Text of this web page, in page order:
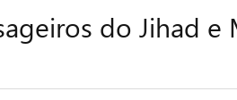
do Jihad e